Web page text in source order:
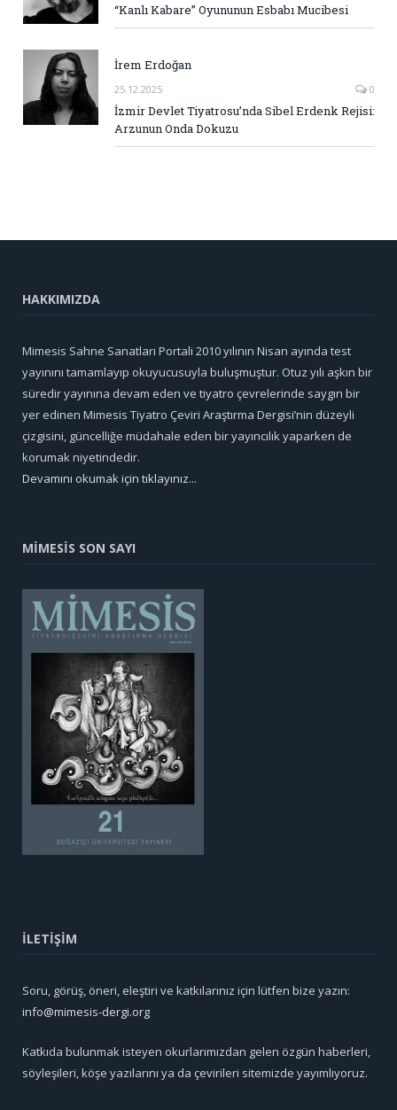
“Kanlı Kabare” Oyununun Esbabı Mucibesi
İrem Erdoğan
25.12.2025 0
İzmir Devlet Tiyatrosu’nda Sibel Erdenk Rejisi:
Arzunun Onda Dokuzu
HAKKIMIZDA
Mimesis Sahne Sanatları Portali 2010 yılının Nisan ayında test
yayınını tamamlayıp okuyucusuyla buluşmuştur. Otuz yılı aşkın bir
süredir yayınına devam eden ve tiyatro çevrelerinde saygın bir
yer edinen Mimesis Tiyatro Çeviri Araştırma Dergisi’nin düzeyli
çizgisini, güncelliğe müdahale eden bir yayıncılık yaparken de
korumak niyetindedir.
Devamını okumak için tıklayınız...
MİMESİS SON SAYI
İLETİŞİM
Soru, görüş, öneri, eleştiri ve katkılarınız için lütfen bize yazın:
info@mimesis-dergi.org
Katkıda bulunmak isteyen okurlarımızdan gelen özgün haberleri,
söyleşileri, köşe yazılarını ya da çevirileri sitemizde yayımlıyoruz.